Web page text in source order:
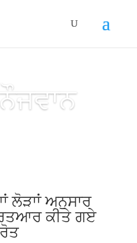
ਲੋੜਾਾਂ ਅਨੁਸਾਰ
ਕੀਤੇ ਗਏ